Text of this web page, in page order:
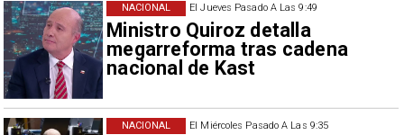
El Jueves Pasado A Las 9:49
Ministro Quiroz detalla
megarreforma tras cadena
nacional de Kast
NACIONAL
El Miércoles Pasado A Las 9:35
NACIONAL